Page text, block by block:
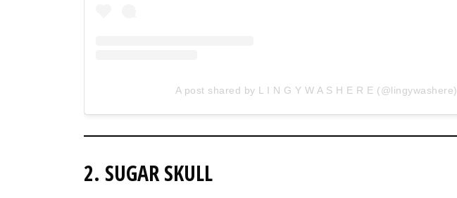
A post shared by L I N G Y W A S H E R E (@lingywashere)
2. SUGAR SKULL